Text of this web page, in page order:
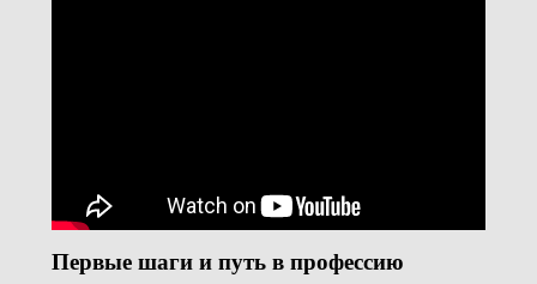
Первые шаги и путь в профессию